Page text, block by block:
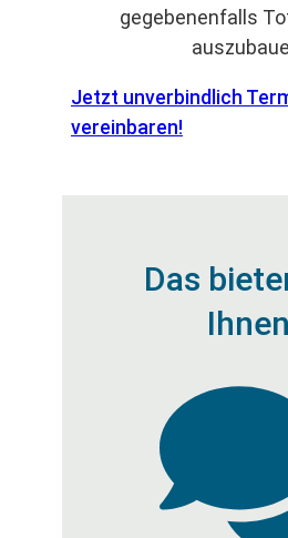
gegebenenfalls
Jetzt unverbindlich
vereinbaren!
Das
Ihnen